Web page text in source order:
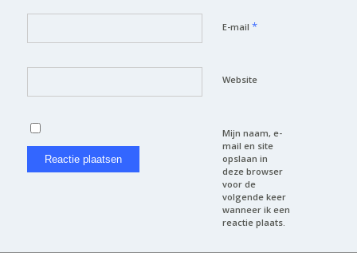
E-mail *
Website
Mijn naam, e-
mail en site
opslaan in
deze browser
voor de
volgende keer
wanneer ik een
reactie plaats.